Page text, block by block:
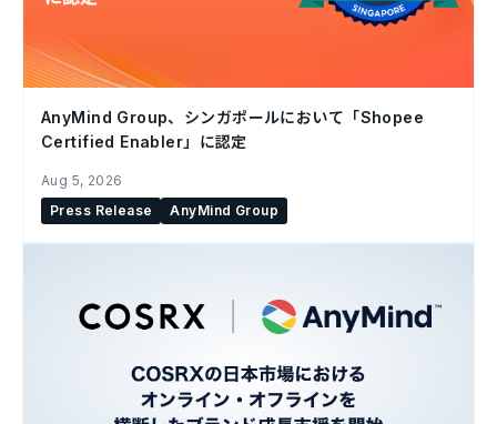
AnyMind Group、シンガポールにおいて「Shopee
Certified Enabler」に認定
Aug 5, 2026
Press Release
AnyMind Group